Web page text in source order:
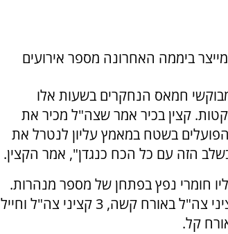
ביממה האחרונה מספר אירועים
חמאס הנחקרים בשעות אלו
קצין בכיר אמר שצה"ל מכיר את
בשטח במאמץ עליון לנטרל את
הזה עם כל הכח כנגדן", אמר הקצין.
חומרי נפץ בפתחן של מספר מנהרות.
נפצעו שני קציני צה"ל באורח קשה, 3 קציני צה"ל וחייל